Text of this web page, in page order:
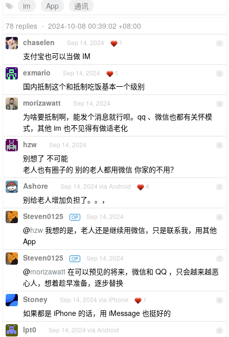
im App
通讯
78 replies • 2024-10-08 00:39:02 +08:00
1
chaselen Sep 14, 2024 1
支付宝也可以当做 IM
2
exmario Sep 14, 2024 1
国内抵制这个和抵制吃饭基本一个级别
3
morizawatt Sep 14, 2024
为啥要抵制啊，能发个消息就行呗。qq 、微信也都有关怀模
式，其他 im 也不见得有做适老化
4
hzw Sep 14, 2024
别想了 不可能
老人也有圈子的 别的老人都用微信 你家的不用？
5
Ashore Sep 14, 2024 via Android 4
别给老人增加负担了。。，
6
Steven0125 OP Sep 14, 2024
@hzw 我想的是，老人还是继续用微信，只是联系我，用其他
App
7
Steven0125 OP Sep 14, 2024
@morizawatt 在可以预见的将来，微信和 QQ ，只会越来越恶
心人，想着趁早准备，逐步替换
8
Stoney Sep 14, 2024 via iPhone 1
如果都是 iPhone 的话，用 iMessage 也挺好的
9
lpt0 Sep 14, 2024 via Android